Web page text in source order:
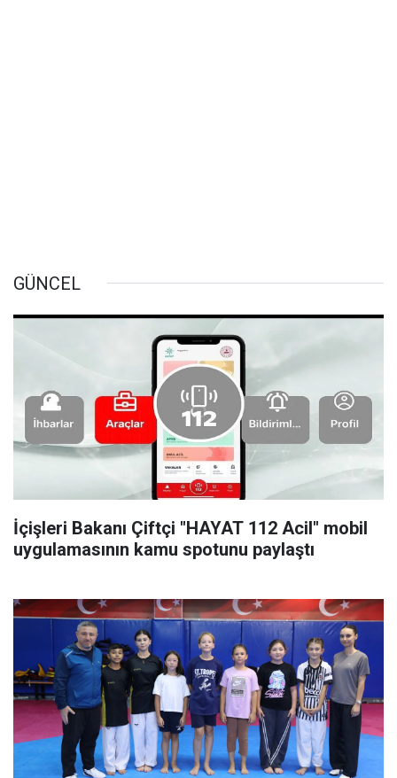
GÜNCEL
İçişleri Bakanı Çiftçi "HAYAT 112 Acil" mobil
uygulamasının kamu spotunu paylaştı